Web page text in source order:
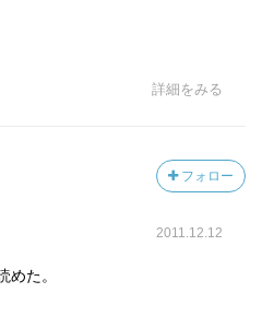
詳細をみる
フォロー
2011.12.12
めた。